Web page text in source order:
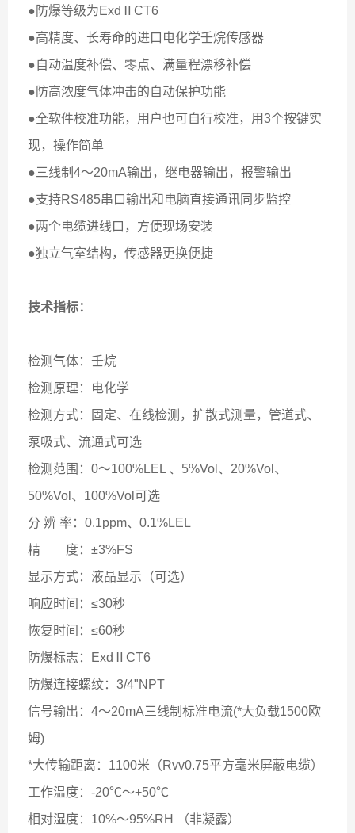
●防爆等级为ExdⅡCT6
●高精度、长寿命的进口电化学壬烷传感器
●自动温度补偿、零点、满量程漂移补偿
●防高浓度气体冲击的自动保护功能
●全软件校准功能，用户也可自行校准，用3个按键实
现，操作简单
●三线制4～20mA输出，继电器输出，报警输出
●支持RS485串口输出和电脑直接通讯同步监控
●两个电缆进线口，方便现场安装
●独立气室结构，传感器更换便捷
技术指标：
检测气体：壬烷
检测原理：电化学
检测方式：固定、在线检测，扩散式测量，管道式、
泵吸式、流通式可选
检测范围：0～100%LEL 、5%Vol、20%Vol、
50%Vol、100%Vol可选
分 辨 率：0.1ppm、 0.1%LEL
精 度：±3%FS
显示方式：液晶显示（可选）
响应时间：≤30秒
恢复时间：≤60秒
防爆标志：ExdⅡCT6
防爆连接螺纹：3/4"NPT
信号输出：4～20mA三线制标准电流(*大负载1500欧
姆)
*大传输距离：1100米（Rvv0.75平方毫米屏蔽电缆）
工作温度：-20℃～+50℃
相对湿度：10%～95%RH （非凝露）